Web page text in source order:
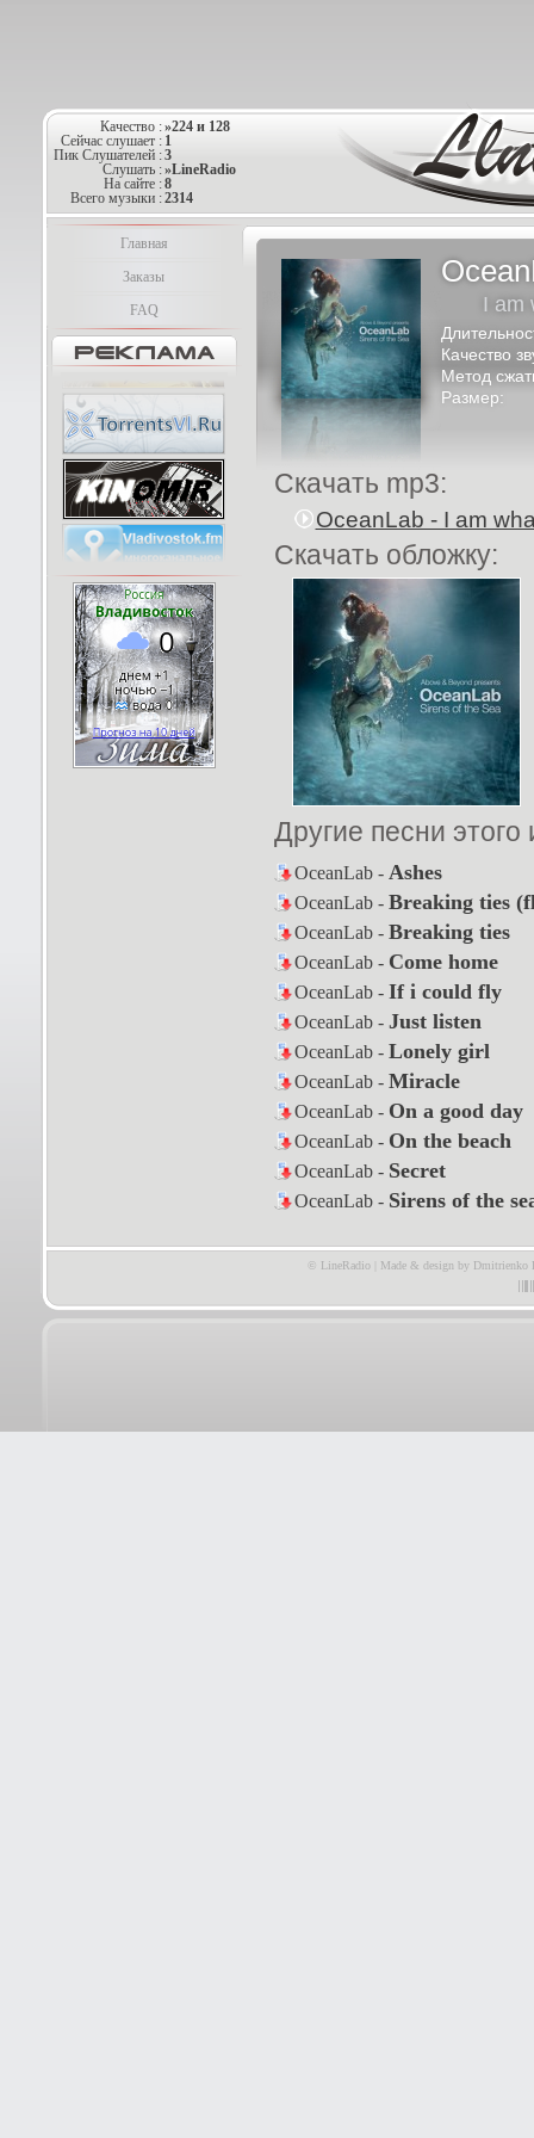
Качество :»224 и 128
Сейчас слушает : 1
Пик Слушателей :3
Слушать :»LineRadio
На сайте :8
Всего музыки :2314
Главная
Заказы
FAQ
I am
Качество
Метод
Размер:
Скачать mp3:
OceanLab - I am
Скачать обложку:
Другие песни
OceanLab - Ashes
OceanLab - Breaking ties
OceanLab - Breaking ties
OceanLab - Come home
OceanLab - If i could fly
OceanLab - Just listen
OceanLab - Lonely girl
OceanLab - Miracle
OceanLab - On a good day
OceanLab - On the beach
OceanLab - Secret
OceanLab - Sirens of the
© LineRadio | Made & design by Dmitrienko